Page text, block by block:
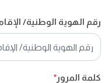
رقم الهوية الوطنية/
كلمة المرور*